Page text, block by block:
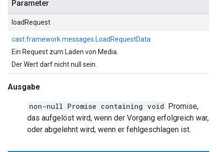
Parameter
loadRequest
cast.framework.messages.LoadRequestData
Ein Request zum Laden von Media.
Der Wert darf nicht null sein.
Ausgabe
non-null Promise containing void Promise,
das aufgelöst wird, wenn der Vorgang erfolgreich war,
oder abgelehnt wird, wenn er fehlgeschlagen ist.